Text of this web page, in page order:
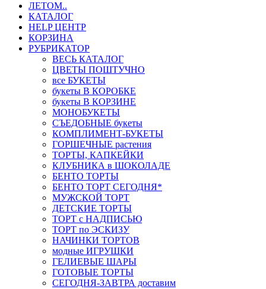
ЛЕТОМ..
КАТАЛОГ
HELP ЦЕНТР
КОРЗИНА
РУБРИКАТОР
ВЕСЬ КАТАЛОГ
ЦВЕТЫ ПОШТУЧНО
все БУКЕТЫ
букеты В КОРОБКЕ
букеты В КОРЗИНЕ
МОНОБУКЕТЫ
СЪЕДОБНЫЕ букеты
КОМПЛИМЕНТ-БУКЕТЫ
ГОРШЕЧНЫЕ растения
ТОРТЫ, КАПКЕЙКИ
КЛУБНИКА в ШОКОЛАДЕ
БЕНТО ТОРТЫ
БЕНТО ТОРТ СЕГОДНЯ*
МУЖСКОЙ ТОРТ
ДЕТСКИЕ ТОРТЫ
ТОРТ с НАДПИСЬЮ
ТОРТ по ЭСКИЗУ
НАЧИНКИ ТОРТОВ
модные ИГРУШКИ
ГЕЛИЕВЫЕ ШАРЫ
ГОТОВЫЕ ТОРТЫ
СЕГОДНЯ-ЗАВТРА доставим